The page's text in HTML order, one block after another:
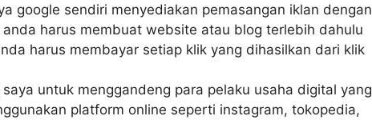
google sendiri menyediakan pemasangan iklan dengan
anda harus membuat website atau blog terlebih dahulu
harus membayar setiap klik yang dihasilkan dari klik
untuk menggandeng para pelaku usaha digital yang
platform online seperti instagram, tokopedia,